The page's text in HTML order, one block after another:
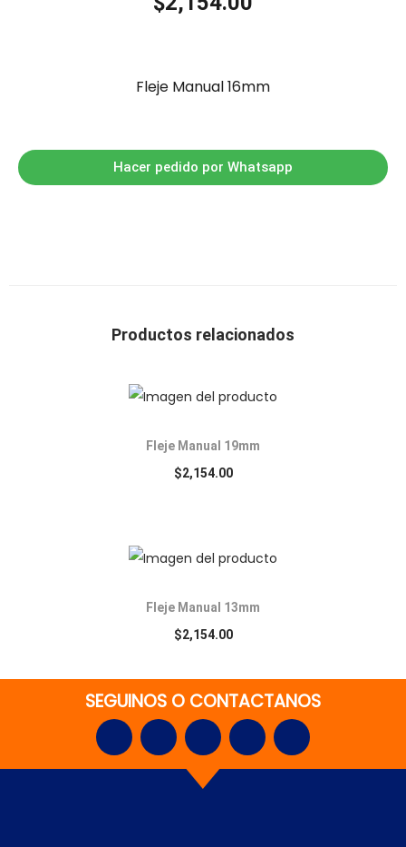
Fleje Manual 16mm
Hacer pedido por Whatsapp
Productos relacionados
Fleje Manual 19mm
$2,154.00
Fleje Manual 13mm
$2,154.00
SEGUINOS O CONTACTANOS